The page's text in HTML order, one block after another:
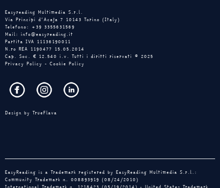
Easyreading Multimedia S.r.l.
Via Principi d’Acaja 7 10143 Torino (Italy)
Telefono: +39 3355631569
Mail: info@easyreading.it
Partita IVA 11136190011
N.ro REA 1190477 15.05.2014
Cap. Soc. € 12.540 i.v. Tutti i diritti riservati © 2025
Privacy Policy - Cookie Policy
Design by TrueFlava
EasyReading is a Trademark registered by EasyReading Multimedia S.r.l.:
Community Trademark n. 008893919 (08/24/2010)